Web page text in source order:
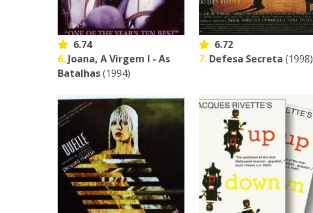
6.74
6. Joana, A Virgem I - As
Batalhas(1994)
6.72
7. Defesa Secreta (1998)